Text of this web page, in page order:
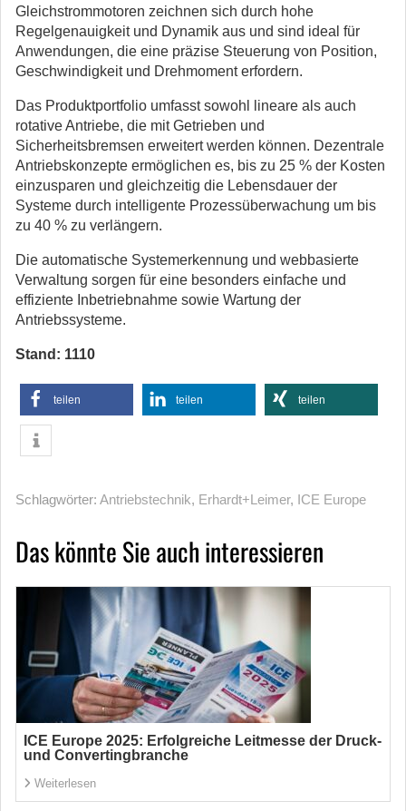
Gleichstrommotoren zeichnen sich durch hohe
Regelgenauigkeit und Dynamik aus und sind ideal für
Anwendungen, die eine präzise Steuerung von Position,
Geschwindigkeit und Drehmoment erfordern.
Das Produktportfolio umfasst sowohl lineare als auch
rotative Antriebe, die mit Getrieben und
Sicherheitsbremsen erweitert werden können. Dezentrale
Antriebskonzepte ermöglichen es, bis zu 25 % der Kosten
einzusparen und gleichzeitig die Lebensdauer der
Systeme durch intelligente Prozessüberwachung um bis
zu 40 % zu verlängern.
Die automatische Systemerkennung und webbasierte
Verwaltung sorgen für eine besonders einfache und
effiziente Inbetriebnahme sowie Wartung der
Antriebssysteme.
Stand: 1110
teilen teilen teilen
Schlagwörter: Antriebstechnik, Erhardt+Leimer, ICE Europe
Das könnte Sie auch interessieren
ICE Europe 2025: Erfolgreiche Leitmesse der Druck-
und Convertingbranche
Weiterlesen